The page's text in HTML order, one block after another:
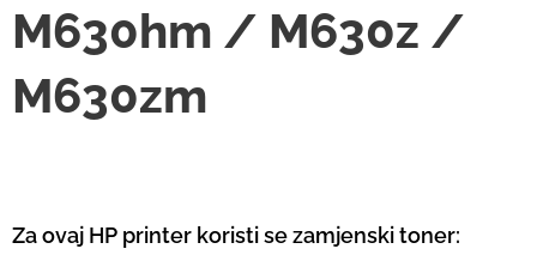
M630hm / M630z /
M630zm
Za ovaj HP printer koristi se zamjenski toner: